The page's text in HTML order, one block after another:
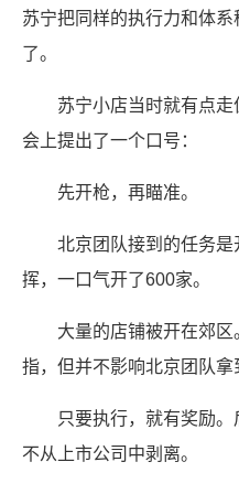
苏宁把同样的执行力和体
了。
苏宁小店当时就有点
会上提出了一个口号：
先开枪，再瞄准。
北京团队接到的任务
挥，一口气开了600家。
大量的店铺被开在郊
指，但并不影响北京团队拿
只要执行，就有奖励
不从上市公司中剥离。